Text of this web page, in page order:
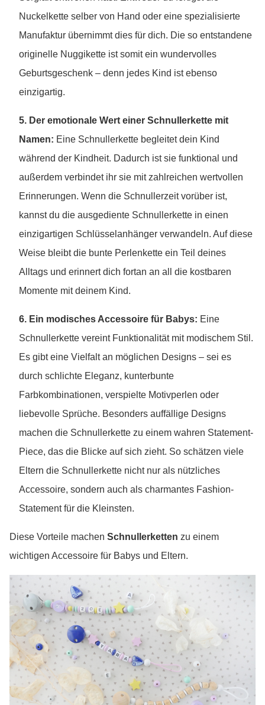
Nuckelkette selber von Hand oder eine spezialisierte
Manufaktur übernimmt dies für dich. Die so entstandene
originelle Nuggikette ist somit ein wundervolles
Geburtsgeschenk – denn jedes Kind ist ebenso
einzigartig.
5. Der emotionale Wert einer Schnullerkette mit
Namen: Eine Schnullerkette begleitet dein Kind
während der Kindheit. Dadurch ist sie funktional und
außerdem verbindet ihr sie mit zahlreichen wertvollen
Erinnerungen. Wenn die Schnullerzeit vorüber ist,
kannst du die ausgediente Schnullerkette in einen
einzigartigen Schlüsselanhänger verwandeln. Auf diese
Weise bleibt die bunte Perlenkette ein Teil deines
Alltags und erinnert dich fortan an all die kostbaren
Momente mit deinem Kind.
6. Ein modisches Accessoire für Babys: Eine
Schnullerkette vereint Funktionalität mit modischem Stil.
Es gibt eine Vielfalt an möglichen Designs – sei es
durch schlichte Eleganz, kunterbunte
Farbkombinationen, verspielte Motivperlen oder
liebevolle Sprüche. Besonders auffällige Designs
machen die Schnullerkette zu einem wahren Statement-
Piece, das die Blicke auf sich zieht. So schätzen viele
Eltern die Schnullerkette nicht nur als nützliches
Accessoire, sondern auch als charmantes Fashion-
Statement für die Kleinsten.
Diese Vorteile machen Schnullerketten zu einem
wichtigen Accessoire für Babys und Eltern.